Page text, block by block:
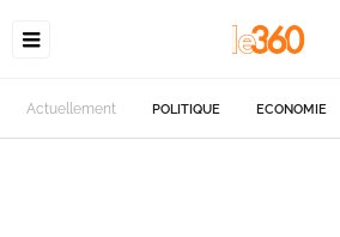
Actuellement POLITIQUE ECONOMIE